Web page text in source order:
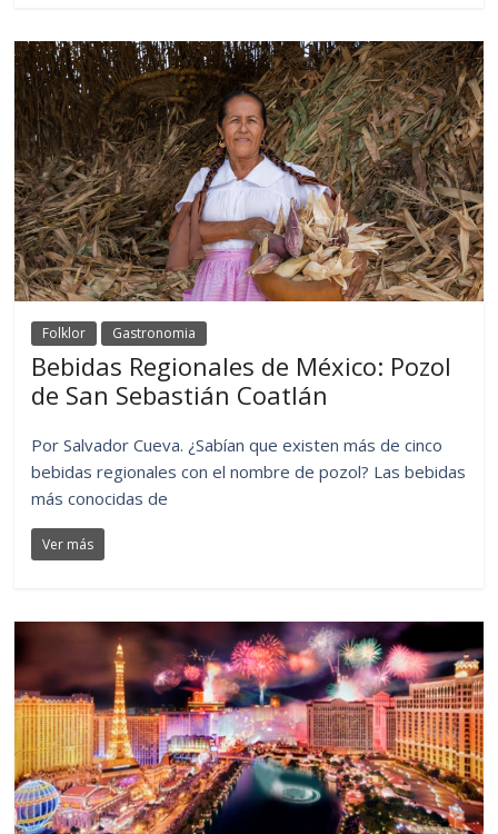
Folklor Gastronomia
Bebidas Regionales de México: Pozol
de San Sebastián Coatlán
Por Salvador Cueva. ¿Sabían que existen más de cinco
bebidas regionales con el nombre de pozol? Las bebidas
más conocidas de
Ver más